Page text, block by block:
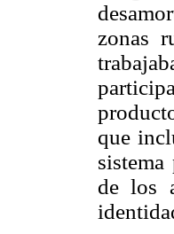
zonas
que
de los